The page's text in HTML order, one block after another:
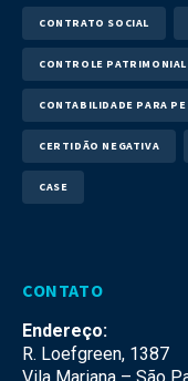
CONTRATO SOCIAL
CONTROLE PATRIMONIAL
CONTABILIDADE PARA
CERTIDÃO NEGATIVA
CASE
CONTATO
Endereço:
R. Loefgreen, 1387